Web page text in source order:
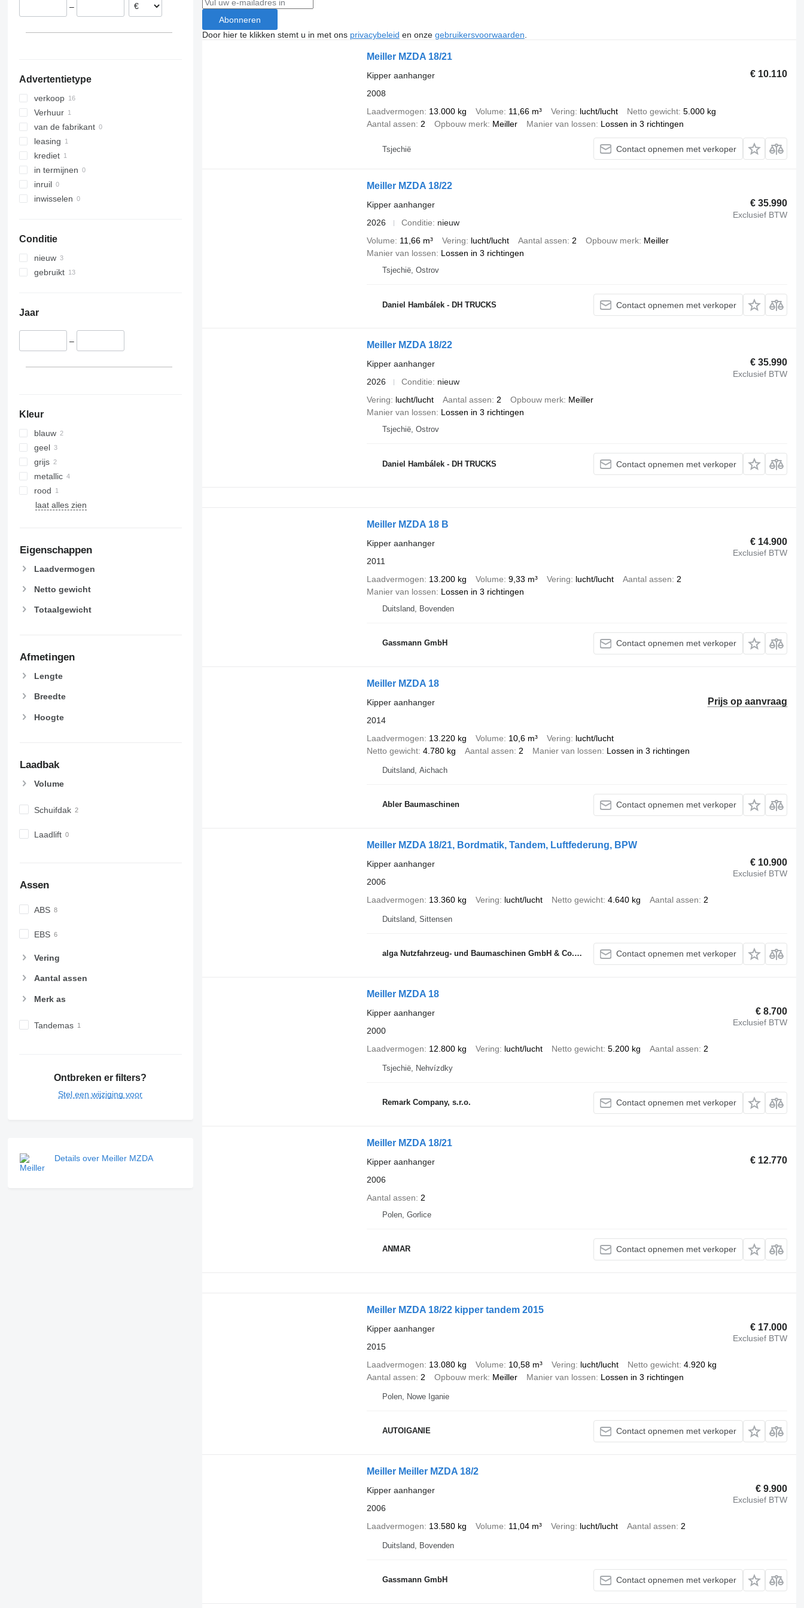
Hongarije
–
Advertentietype
verkoop
Verhuur
van de fabrikant
leasing
krediet
in termijnen
inruil
inwisselen
Conditie
nieuw
gebruikt
Jaar
–
Kleur
blauw
geel
grijs
metallic
rood
laat alles zien
Eigenschappen
Laadvermogen
Netto gewicht
Totaalgewicht
Afmetingen
Lengte
Breedte
Hoogte
Laadbak
Volume
Schuifdak
Laadlift
Assen
ABS
EBS
Vering
Aantal assen
Merk as
Tandemas
Ontbreken er filters?
Stel een wijziging voor
Details over Meiller MZDA
Abonneren
Door hier te klikken stemt u in met ons privacybeleid en onze gebruikersvoorwaarden
Meiller MZDA 18/21
€ 10.110
Kipper aanhanger
2008
Laadvermogen
13.000 kg Volume 11,66 m³ Vering lucht/lucht Netto gewicht 5.000 kg
Aantal assen
2 Opbouw merk Meiller Manier van lossen Lossen in 3 richtingen
Tsjechië Contact opnemen met verkoper
Meiller MZDA 18/22
€ 35.990
Exclusief BTW
Kipper aanhanger
2026
Conditie
nieuw
Volume
11,66 m³ Vering lucht/lucht Aantal assen 2 Opbouw merk Meiller
Manier van lossen
Lossen in 3 richtingen
Tsjechië, Ostrov
Daniel Hambálek - DH TRUCKS Contact opnemen met verkoper
Meiller MZDA 18/22
€ 35.990
Exclusief BTW
Kipper aanhanger
2026
Conditie
nieuw
Vering
lucht/lucht Aantal assen 2 Opbouw merk Meiller
Manier van lossen
Lossen in 3 richtingen
Tsjechië, Ostrov
Daniel Hambálek - DH TRUCKS Contact opnemen met verkoper
Meiller MZDA 18 B
€ 14.900
Exclusief BTW
Kipper aanhanger
2011
Laadvermogen
13.200 kg Volume 9,33 m³ Vering lucht/lucht Aantal assen
2
Manier van lossen
Lossen in 3 richtingen
Duitsland, Bovenden
Gassmann GmbH Contact opnemen met verkoper
Meiller MZDA 18
Prijs op aanvraag
Kipper aanhanger
2014
Laadvermogen
13.220 kg Volume 10,6 m³ Vering
lucht/lucht
Netto gewicht 4.780 kg Aantal assen 2 Manier van lossen Lossen in 3 richtingen
Duitsland, Aichach
Abler Baumaschinen Contact opnemen met verkoper
Meiller MZDA 18/21, Bordmatik, Tandem, Luftfederung, BPW
€ 10.900
Exclusief BTW
Kipper aanhanger
2006
Laadvermogen
13.360 kg Vering lucht/lucht Netto gewicht 4.640 kg Aantal assen 2
Duitsland, Sittensen
alga Nutzfahrzeug- und Baumaschinen GmbH & Co. KG Contact opnemen met verkoper
Meiller MZDA 18
€ 8.700
Exclusief BTW
Kipper aanhanger
2000
Laadvermogen
12.800 kg Vering lucht/lucht Netto gewicht 5.200 kg Aantal assen 2
Tsjechië, Nehvízdky
Remark Company, s.r.o. Contact opnemen met verkoper
Meiller MZDA 18/21
€ 12.770
Kipper aanhanger
2006
Aantal assen
2
Polen, Gorlice
ANMAR Contact opnemen met verkoper
Meiller MZDA 18/22 kipper tandem 2015
€ 17.000
Exclusief BTW
Kipper aanhanger
2015
Laadvermogen
13.080 kg Volume 10,58 m³ Vering lucht/lucht Netto gewicht 4.920 kg
Aantal assen
2 Opbouw merk Meiller Manier van lossen Lossen in 3 richtingen
Polen, Nowe Iganie
AUTOIGANIE Contact opnemen met verkoper
Meiller Meiller MZDA 18/2
€ 9.900
Exclusief BTW
Kipper aanhanger
2006
Laadvermogen
13.580 kg Volume 11,04 m³ Vering lucht/lucht Aantal assen 2
Duitsland, Bovenden
Gassmann GmbH Contact opnemen met verkoper